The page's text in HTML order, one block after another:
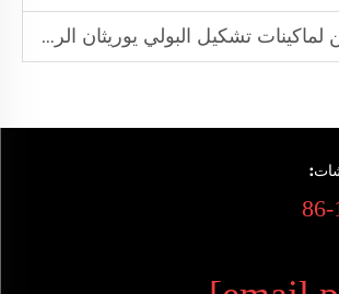
تشكيل البولي يوريثان الرغوي أن تعزز جودة المنتج وثباته؟